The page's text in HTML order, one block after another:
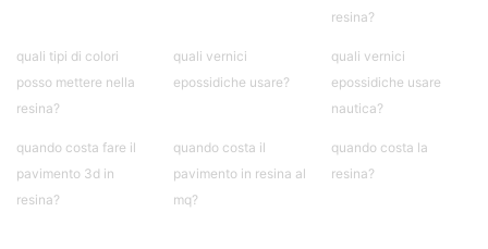
resina?
quali tipi di colori
posso mettere nella
resina?
quali vernici
epossidiche usare?
quali vernici
epossidiche usare
nautica?
quando costa fare il
pavimento 3d in
resina?
quando costa il
pavimento in resina al
mq?
quando costa la
resina?